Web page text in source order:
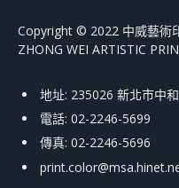
Copyright © 2022 中威藝術
ZHONG WEI ARTISTIC
地址: 235026 新北市中
電話: 02-2246-5699
傳真: 02-2246-5696